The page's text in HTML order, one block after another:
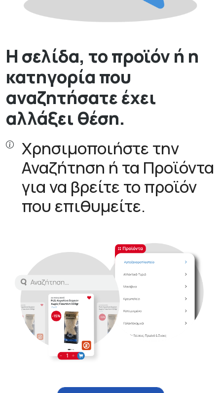
Η σελίδα, το προϊόν ή η
κατηγορία που
αναζητήσατε έχει
αλλάξει θέση.
Χρησιμοποιήστε την
Αναζήτηση ή τα Προϊόντα
για να βρείτε το προϊόν
που επιθυμείτε.